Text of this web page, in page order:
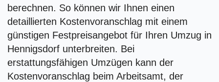
berechnen. So können wir Ihnen einen
detaillierten Kostenvoranschlag mit einem
günstigen Festpreisangebot für Ihren Umzug in
Hennigsdorf unterbreiten. Bei
erstattungsfähigen Umzügen kann der
Kostenvoranschlag beim Arbeitsamt, der